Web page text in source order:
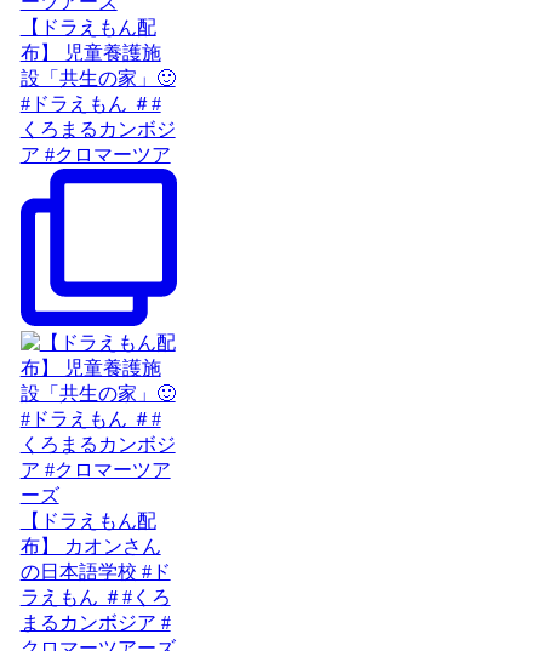
【ドラえもん配
布】 児童養護施
設「共生の家」🙂
#ドラえもん ＃#
くろまるカンボジ
ア #クロマーツア
【ドラえもん配
布】 カオンさん
の日本語学校 #ド
ラえもん ＃#くろ
まるカンボジア #